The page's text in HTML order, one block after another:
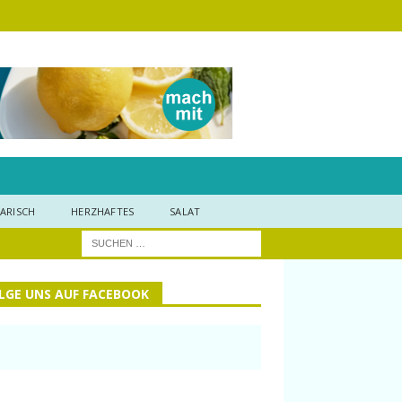
HERZHAFTES SALAT
UNS AUF FACEBOOK